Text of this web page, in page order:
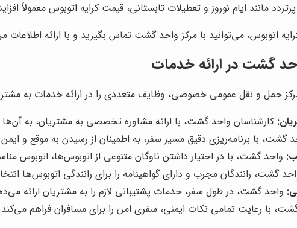
مانند ایام نوروز و تعطیلات تابستانی، قیمت کرایه اتوبوس معمولاً
اتوبوس، می‌توانید با مرکز واحد گشت تماس بگیرید و با ارائه
گشت در ارائه خدمات
حمل و نقل عمومی خصوصی، وظایف متعددی را در ارائه خدمات به
کارشناسان واحد گشت، با ارائه مشاوره تخصصی به مشتریان، به آن‌ها
گشت، با برنامه‌ریزی دقیق مسیر سفر، به اطمینان از رسیدن به موقع و
واحد گشت، با در اختیار داشتن ناوگان متنوعی از اتوبوس‌ها، اتوبوس
گشت، رانندگان مجرب و دارای گواهینامه را برای رانندگی اتوبوس‌ها
واحد گشت، در طول سفر، خدمات پشتیبانی لازم را به مشتریان ارائه
با رعایت تمامی نکات ایمنی، سفری امن را برای مسافران فراهم